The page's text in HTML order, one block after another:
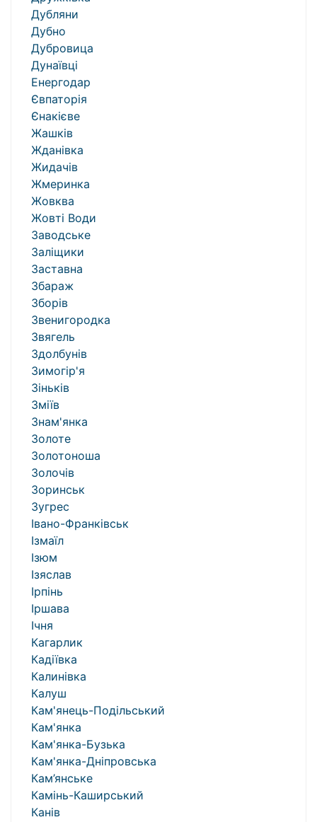
Дубляни
Дубно
Дубровица
Дунаївці
Енергодар
Євпаторія
Єнакієве
Жашків
Жданівка
Жидачів
Жмеринка
Жовква
Жовті Води
Заводське
Заліщики
Заставна
Збараж
Зборів
Звенигородка
Звягель
Здолбунів
Зимогір'я
Зіньків
Зміїв
Знам'янка
Золоте
Золотоноша
Золочів
Зоринськ
Зугрес
Івано-Франківськ
Ізмаїл
Ізюм
Ізяслав
Ірпінь
Іршава
Ічня
Кагарлик
Кадіївка
Калинівка
Калуш
Кам'янець-Подільський
Кам'янка
Кам'янка-Бузька
Кам'янка-Дніпровська
Кам’янське
Камінь-Каширський
Канів